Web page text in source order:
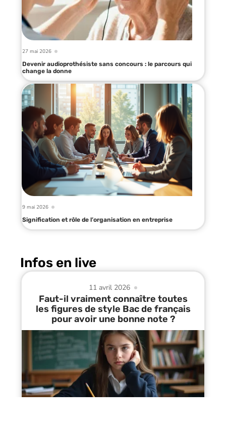
27 mai 2026
Devenir audioprothésiste sans concours : le parcours qui
change la donne
9 mai 2026
Signification et rôle de l’organisation en entreprise
Infos en live
11 avril 2026
Faut-il vraiment connaître toutes
les figures de style Bac de français
pour avoir une bonne note ?